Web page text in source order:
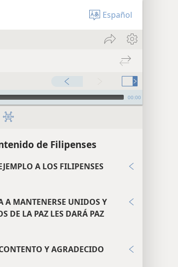
Español
00:00
de Filipenses
A LOS FILIPENSES
A MANTENERSE UNIDOS Y
DE LA PAZ LES DARÁ PAZ
Y AGRADECIDO